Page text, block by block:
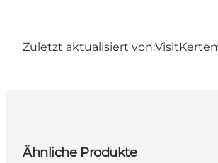
Zuletzt aktualisiert von:
Ähnliche Produkte